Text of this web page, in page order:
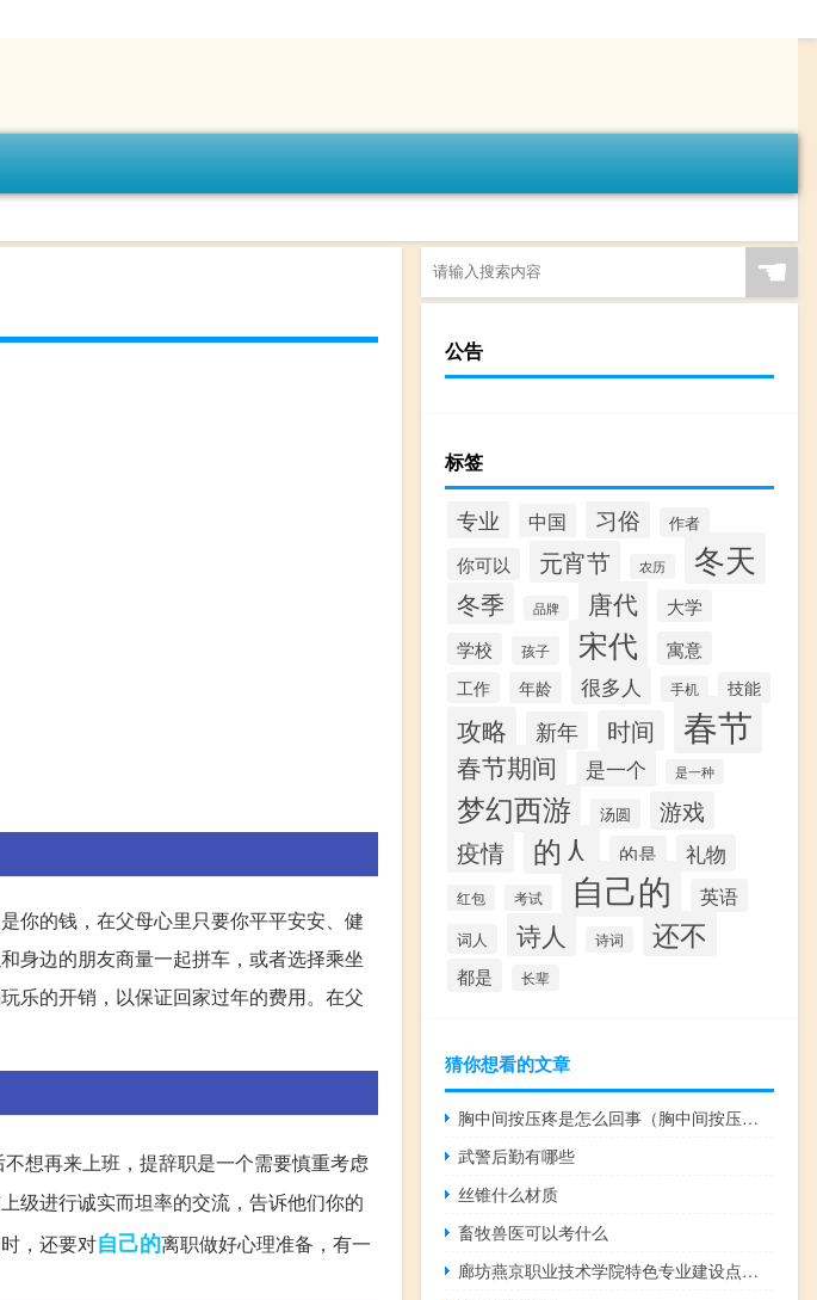
你的钱，在父母心里只要你平平安安、健
身边的朋友商量一起拼车，或者选择乘坐
乐的开销，以保证回家过年的费用。在父
想再来上班，提辞职是一个需要慎重考虑
级进行诚实而坦率的交流，告诉他们你的
，还要对自己的离职做好心理准备，有一
☚
公告
标签
专业 中国 习俗 作者
你可以 元宵节 农历 冬天
冬季 品牌 唐代
大学
学校
孩子 宋代 寓意
工作 年龄 很多人 手机 技能
攻略 新年 时间 春节
春节期间 是一个 是一种
梦幻西游 汤圆 游戏
疫情 的人 的是 礼物
红包 考试 自己的 英语
词人 诗人 诗词 还不
都是 长辈
猜你想看的文章
胸中间按压疼是怎么回事（胸中间按压疼怎么回事）
武警后勤有哪些
丝锥什么材质
畜牧兽医可以考什么
廊坊燕京职业技术学院特色专业建设点有哪些